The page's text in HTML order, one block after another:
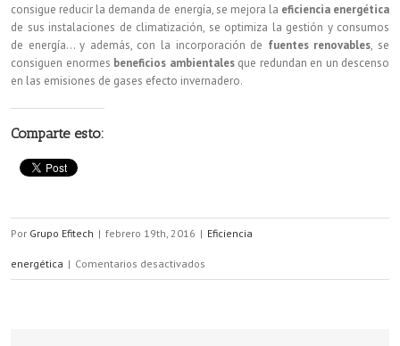
consigue reducir la demanda de energía, se mejora la eficiencia energética
de sus instalaciones de climatización, se optimiza la gestión y consumos
de energía… y además, con la incorporación de fuentes renovables, se
consiguen enormes beneficios ambientalesque redundan en un descenso
en las emisiones de gases efecto invernadero.
Comparte esto:
Por Grupo Efitech | febrero 19th, 2016 | Eficiencia
energética | Comentarios desactivados